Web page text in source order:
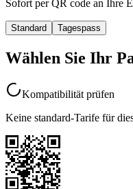
Sofort per QR code an Ihre
Standard Tagespass
Wählen Sie Ihr
Kompatibilität prüfen
Keine standard-Tarife für